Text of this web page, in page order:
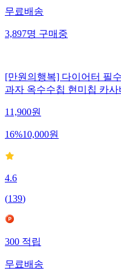
무료배송
3,897명구매중
[만원의행복] 다이어터 필
과자 옥수수칩 현미칩 카
11,900원
16%10,000원
4.6
(139)
300적립
무료배송